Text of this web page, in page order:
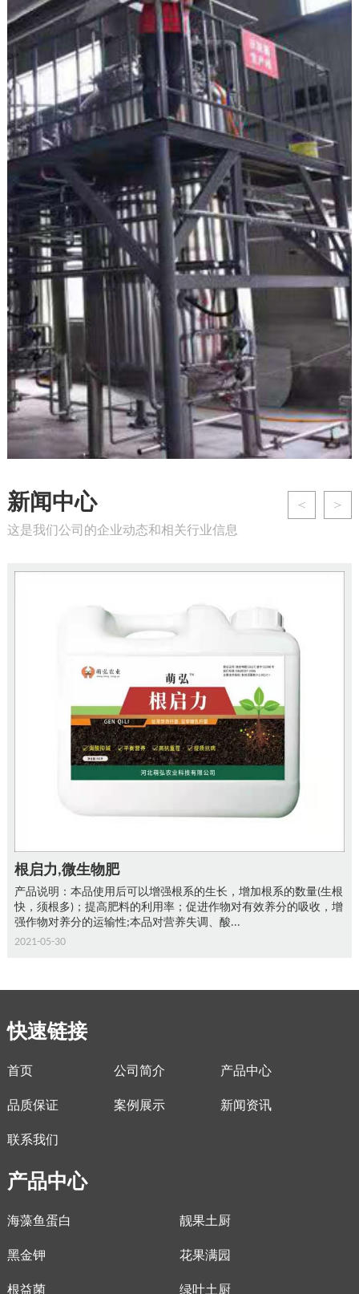
新闻中心
这是我们公司的企业动态和相关行业信息
枯草芽孢杆菌、鼠李糖乳杆菌
（枯草芽孢杆菌:增加作物抗逆性、固氮、鼠李糖孢杆菌:鼠李糖孢
杆菌用在医学上就是调节肠道的，用到农业上就是调节农作物的维
管束，维管束调节好了作物能够更好的吸收营养...
2021-05-30
快速链接
首页 公司简介 产品中心
品质保证 案例展示 新闻资讯
联系我们
产品中心
海藻鱼蛋白 靓果土厨
黑金钾 花果满园
根益菌 绿叶土厨